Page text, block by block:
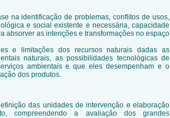
na identificação de problemas, conflitos de usos,
e social existente e necessária, capacidade
absorver as intenções e transformações no espaço
e limitações dos recursos naturais dadas as
naturais, as possibilidades tecnológicas de
ambientais e que eles desempenham e o
dos produtos.
das unidades de intervenção e elaboração
compreendendo a avaliação dos grandes